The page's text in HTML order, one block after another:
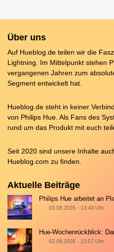
Über uns
Auf Hueblog.de teilen wir die
Lightning. Im Mittelpunkt stehen
vergangenen Jahren zum
Segment entwickelt hat.
Hueblog.de steht in keiner
von Philips Hue. Als Fans des
rund um das Produkt mit euch
Seit 2020 sind unsere Inhalte
Hueblog.com zu finden.
Aktuelle Beiträge
Philips Hue arbeitet an
03.08.2026 - 13:43 Uhr
Hue-Wochenrückblick:
02.08.2026 - 13:57 Uhr